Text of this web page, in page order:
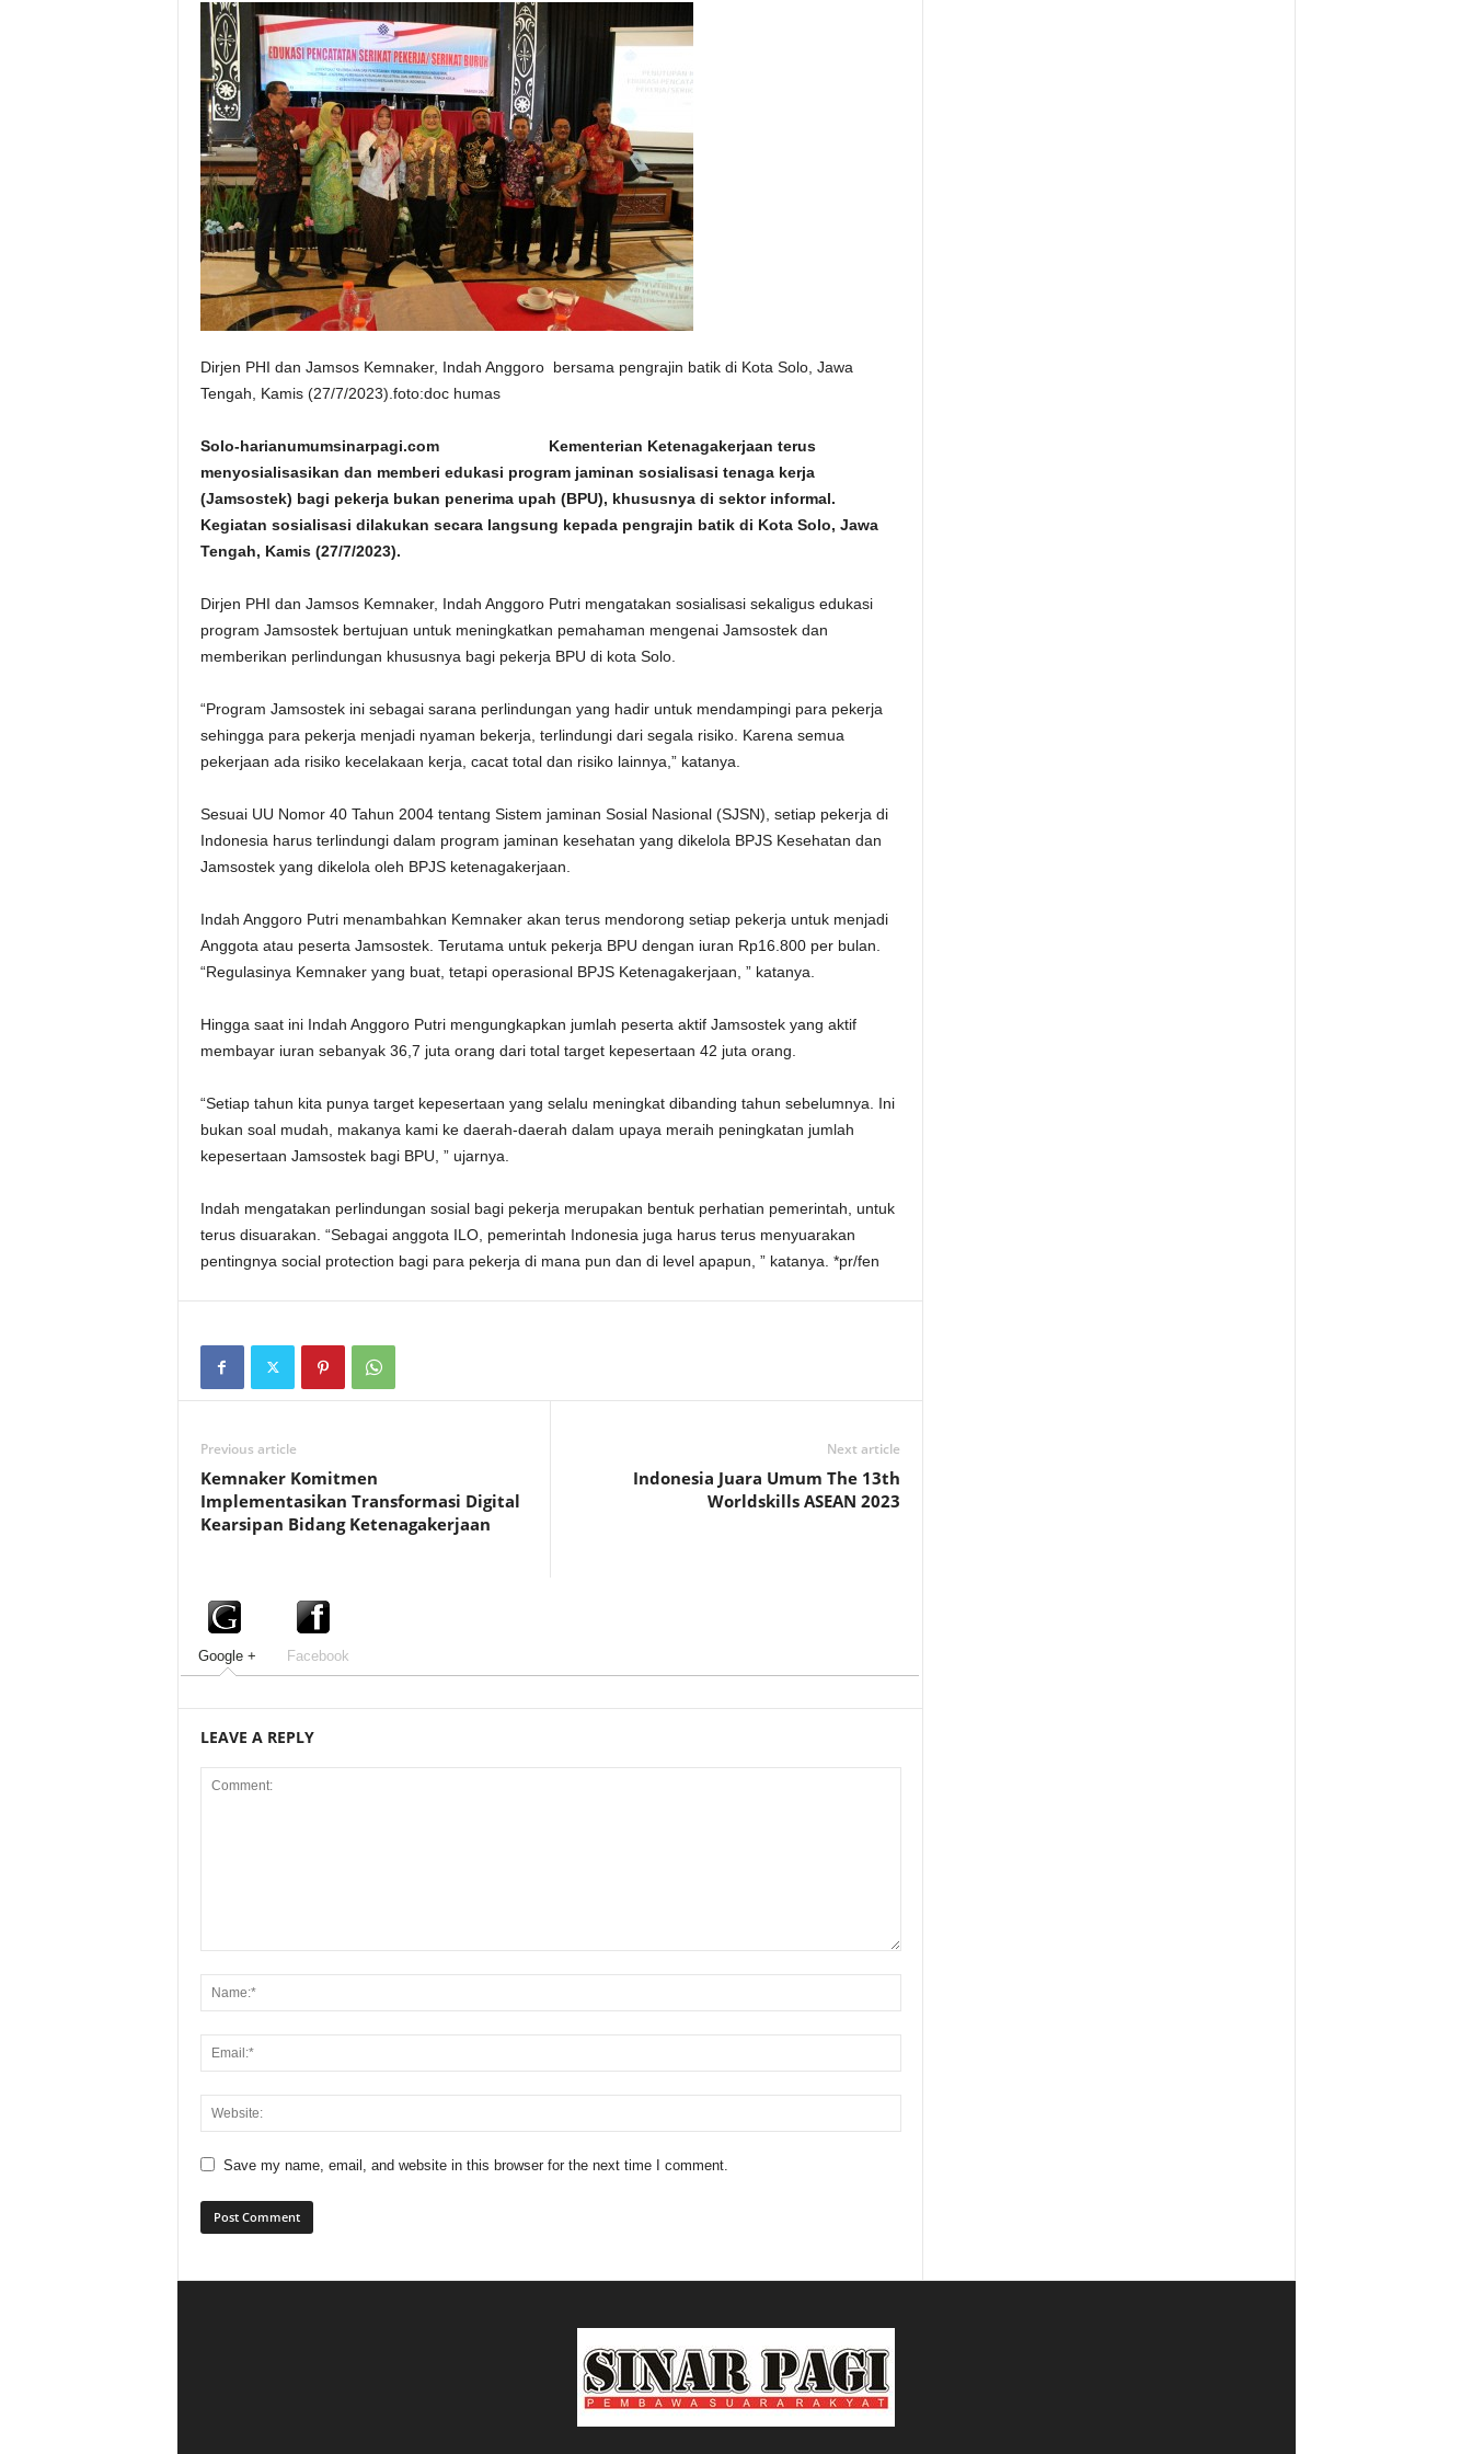
Dirjen PHI dan Jamsos Kemnaker, Indah Anggoro bersama pengrajin batik di Kota Solo, Jawa
Tengah, Kamis (27/7/2023).foto:doc humas
Solo-harianumumsinarpagi.com Kementerian Ketenagakerjaan terus
menyosialisasikan dan memberi edukasi program jaminan sosialisasi tenaga kerja
(Jamsostek) bagi pekerja bukan penerima upah (BPU), khususnya di sektor informal.
Kegiatan sosialisasi dilakukan secara langsung kepada pengrajin batik di Kota Solo, Jawa
Tengah, Kamis (27/7/2023).
Dirjen PHI dan Jamsos Kemnaker, Indah Anggoro Putri mengatakan sosialisasi sekaligus edukasi
program Jamsostek bertujuan untuk meningkatkan pemahaman mengenai Jamsostek dan
memberikan perlindungan khususnya bagi pekerja BPU di kota Solo.
“Program Jamsostek ini sebagai sarana perlindungan yang hadir untuk mendampingi para pekerja
sehingga para pekerja menjadi nyaman bekerja, terlindungi dari segala risiko. Karena semua
pekerjaan ada risiko kecelakaan kerja, cacat total dan risiko lainnya,” katanya.
Sesuai UU Nomor 40 Tahun 2004 tentang Sistem jaminan Sosial Nasional (SJSN), setiap pekerja di
Indonesia harus terlindungi dalam program jaminan kesehatan yang dikelola BPJS Kesehatan dan
Jamsostek yang dikelola oleh BPJS ketenagakerjaan.
Indah Anggoro Putri menambahkan Kemnaker akan terus mendorong setiap pekerja untuk menjadi
Anggota atau peserta Jamsostek. Terutama untuk pekerja BPU dengan iuran Rp16.800 per bulan.
“Regulasinya Kemnaker yang buat, tetapi operasional BPJS Ketenagakerjaan, ” katanya.
Hingga saat ini Indah Anggoro Putri mengungkapkan jumlah peserta aktif Jamsostek yang aktif
membayar iuran sebanyak 36,7 juta orang dari total target kepesertaan 42 juta orang.
“Setiap tahun kita punya target kepesertaan yang selalu meningkat dibanding tahun sebelumnya. Ini
bukan soal mudah, makanya kami ke daerah-daerah dalam upaya meraih peningkatan jumlah
kepesertaan Jamsostek bagi BPU, ” ujarnya.
Indah mengatakan perlindungan sosial bagi pekerja merupakan bentuk perhatian pemerintah, untuk
terus disuarakan. “Sebagai anggota ILO, pemerintah Indonesia juga harus terus menyuarakan
pentingnya social protection bagi para pekerja di mana pun dan di level apapun, ” katanya. *pr/fen
Previous article
Kemnaker Komitmen
Implementasikan Transformasi Digital
Kearsipan Bidang Ketenagakerjaan
Next article
Indonesia Juara Umum The 13th
Worldskills ASEAN 2023
Google + Facebook
LEAVE A REPLY
Save my name, email, and website in this browser for the next time I comment.